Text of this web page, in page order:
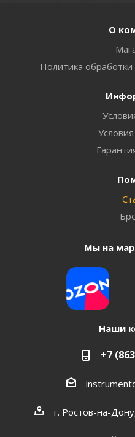
О
Политика
Мы на
Наши
+7
г. Ростов-на-